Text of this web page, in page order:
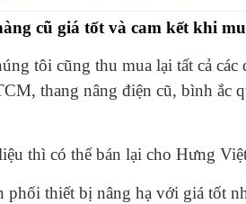
cũ giá tốt và cam kết khi
tôi cũng thu mua lại tất cả
thang nâng điện cũ, bình ắc
thì có thể bán lại cho Hưng
thiết bị nâng hạ với giá tốt